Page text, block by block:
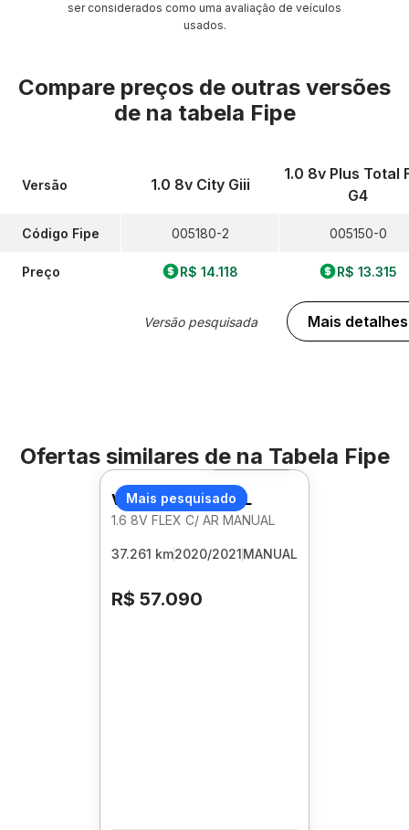
ser considerados como uma avaliação de veículos
usados.
Compare preços de outras versões
de na tabela Fipe
Versão
Código Fipe
Preço
1.0 8v City Giii
005180-2
R$ 14.118
Versão pesquisada
1.0 8v Plus Total
G4
005150-0
R$ 13.315
Mais detalhes
Ofertas similares de na Tabela Fipe
Mais pesquisado
Foto 360º
VOLKSWAGEN GOL
1.6 8V FLEX C/ AR MANUAL
37.261 km2020/2021MANUAL
R$ 57.090